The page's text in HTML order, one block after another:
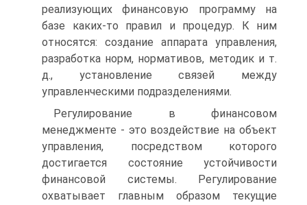
реализующих финансовую про­грамму на
базе каких-то правил и процедур. К ним
относятся: создание аппарата управления,
разработка норм, нормативов, методик и т.
д., установление связей между
управленческими подразделениями.
Регулирование в финансовом
менеджменте - это воздействие на объект
управления, посредством которого
достигается состояние устойчивости
финансовой системы. Регулирование
охватывает главным образом текущие